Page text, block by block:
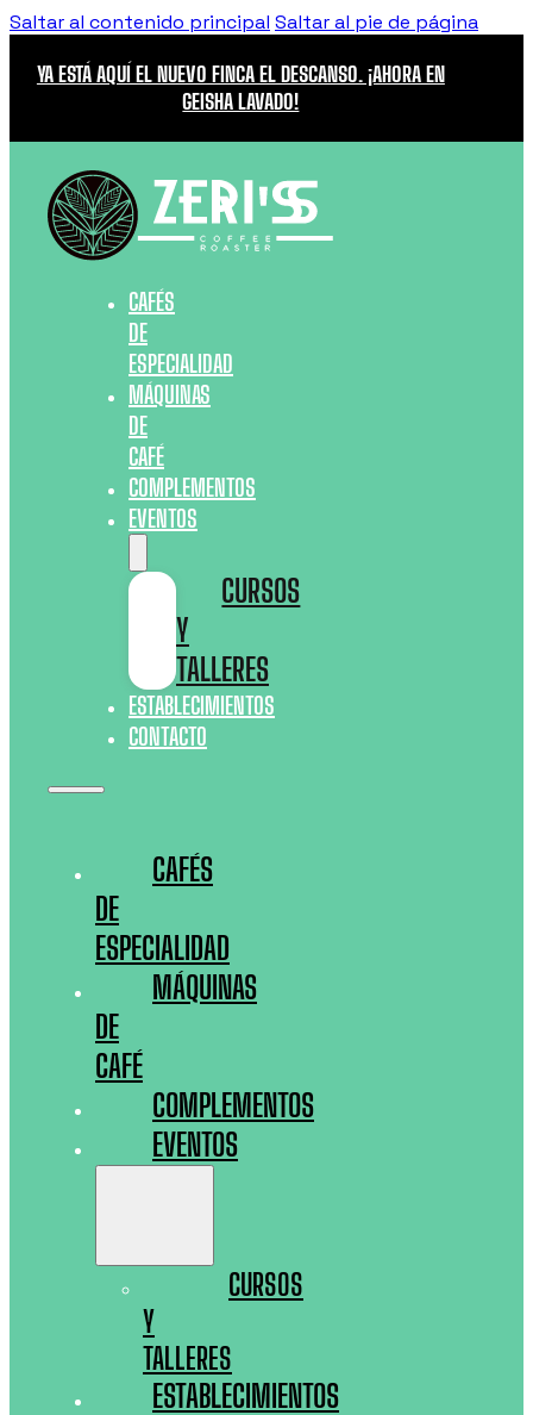
Saltar al contenido principal Saltar al pie de página
YA ESTÁ AQUÍ EL NUEVO FINCA EL DESCANSO. ¡AHORA EN
GEISHA LAVADO!
CAFÉS
DE
ESPECIALIDAD
MÁQUINAS
DE
CAFÉ
COMPLEMENTOS
EVENTOS
CURSOS
Y
TALLERES
ESTABLECIMIENTOS
CONTACTO
CAFÉS
DE
ESPECIALIDAD
MÁQUINAS
DE
CAFÉ
COMPLEMENTOS
EVENTOS
CURSOS
Y
TALLERES
ESTABLECIMIENTOS